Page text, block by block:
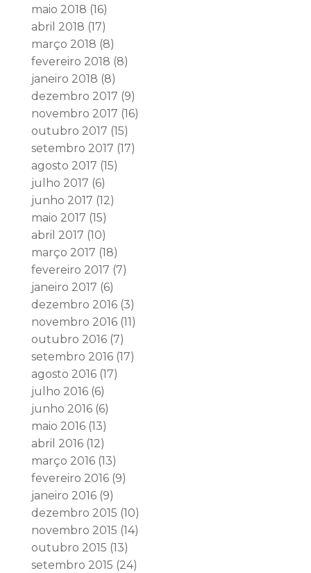
maio 2018 (16)
abril 2018 (17)
março 2018 (8)
fevereiro 2018 (8)
janeiro 2018 (8)
dezembro 2017 (9)
novembro 2017 (16)
outubro 2017 (15)
setembro 2017 (17)
agosto 2017 (15)
julho 2017 (6)
junho 2017 (12)
maio 2017 (15)
abril 2017 (10)
março 2017 (18)
fevereiro 2017 (7)
janeiro 2017 (6)
dezembro 2016(3)
novembro 2016(11)
outubro 2016(7)
setembro 2016(17)
agosto 2016(17)
julho 2016(6)
junho 2016(6)
maio 2016(13)
abril 2016(12)
março 2016(13)
fevereiro 2016(9)
janeiro 2016(9)
dezembro 2015 (10)
novembro 2015 (14)
outubro 2015 (13)
setembro 2015 (24)